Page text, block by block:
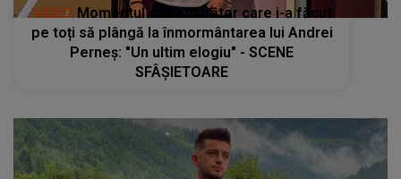
VIDEO Momentul cutremurător care i-a făcut
pe toți să plângă la înmormântarea lui Andrei
Perneș: "Un ultim elogiu" - SCENE
SFÂŞIETOARE